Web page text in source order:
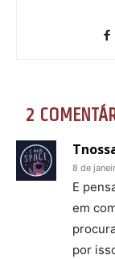
2
8 de
E
em
por